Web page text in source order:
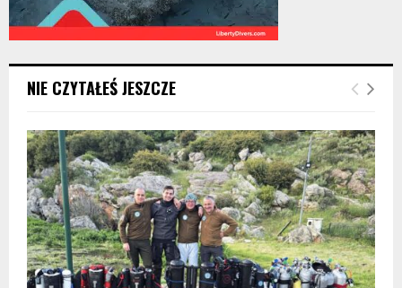
NIE CZYTAŁEŚ JESZCZE